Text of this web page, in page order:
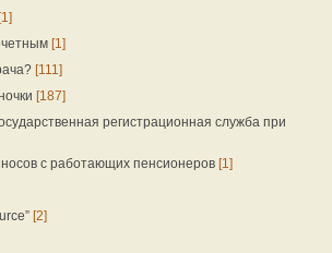
[1]
[1]
[111]
[187]
регистрационная служба при
с работающих пенсионеров [1]
[2]